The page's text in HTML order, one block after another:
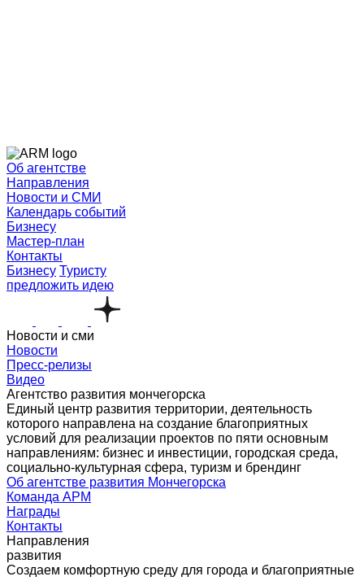
Об агентстве
Направления
Новости и СМИ
Календарь событий
Бизнесу
Мастер-план
Контакты
Бизнесу Туристу
предложить идею
Новости и сми
Новости
Пресс-релизы
Видео
Агентство развития мончегорска
Единый центр развития территории, деятельность
которого направлена на создание благоприятных
условий для реализации проектов по пяти основным
направлениям: бизнес и инвестиции, городская среда,
социально-культурная сфера, туризм и брендинг
Об агентстве развития Мончегорска
Команда АРМ
Награды
Контакты
Направления
развития
Создаем комфортную среду для города и благоприятные